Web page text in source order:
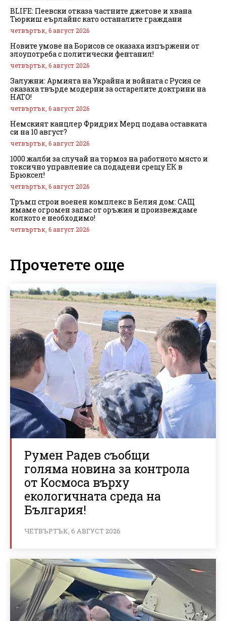
BLIFE: Пеевски отказа частните джетове и хвана
Тюркиш еърлайнс като останалите граждани
четвъртък, 6 август 2026
Новите умове на Борисов се оказаха изпържени от
злоупотреба с политически фентанил!
четвъртък, 6 август 2026
Залужни: Армията на Украйна и войната с Русия се
оказаха твърде модерни за остарелите доктрини на
НАТО!
четвъртък, 6 август 2026
Немският канцлер Фридрих Мерц подава оставката
си на 10 август?
четвъртък, 6 август 2026
1000 жалби за случай на тормоз на работното място и
токсично управление са подадени срещу ЕК в
Брюксел!
четвъртък, 6 август 2026
Тръмп строи военен комплекс в Белия дом: САЩ
имаме огромен запас от оръжия и произвеждаме
колкото е необходимо!
четвъртък, 6 август 2026
Прочетете още
Румен Радев съобщи
голяма новина за контрола
от Космоса върху
екологичната среда на
България!
ЧЕТВЪРТЪК, 6 АВГУСТ 2026